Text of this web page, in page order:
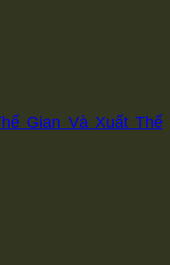
Gian Và Xuất Thế